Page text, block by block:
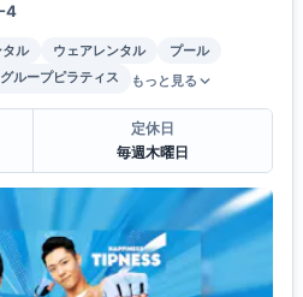
4
ル ウェアレンタル
プール
グループピラティス もっと見る
定休日
毎週木曜日